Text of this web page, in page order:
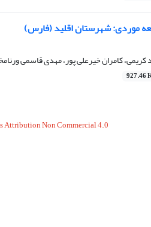
موردی: شهرستان اقلید (فارس)
کریمی، کامران خیرعلی پور، مهدی قاسمی
927.46
Attribution Non Commercial 4.0